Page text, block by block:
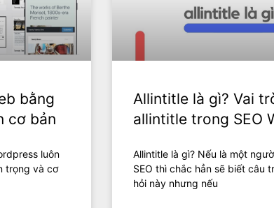
bằng
cơ bản
luôn
trọng và cơ
Allintitle là gì? Vai
allintitle trong SEO
Allintitle là gì? Nếu là một
SEO thì chắc hẳn sẽ biết câu
hỏi này nhưng nếu